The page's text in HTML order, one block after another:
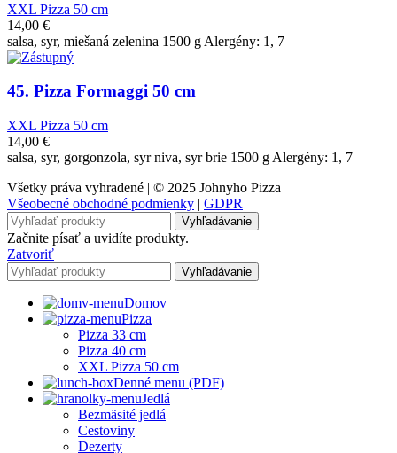
XXL Pizza 50 cm
14,00 €
salsa, syr, miešaná zelenina 1500 g Alergény: 1, 7
45. Pizza Formaggi 50 cm
XXL Pizza 50 cm
14,00 €
salsa, syr, gorgonzola, syr niva, syr brie 1500 g Alergény: 1, 7
Všetky práva vyhradené | © 2025 Johnyho Pizza
Všeobecné obchodné podmienky | GDPR
Vyhľadávanie
Začnite písať a uvidíte produkty.
Zatvoriť
Vyhľadávanie
Domov
Pizza
Pizza 33 cm
Pizza 40 cm
XXL Pizza 50 cm
Denné menu (PDF)
Jedlá
Bezmäsité jedlá
Cestoviny
Dezerty